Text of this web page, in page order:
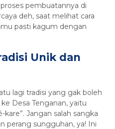
pembuatannya di
deh, saat melihat cara
pasti kagum dengan
Unik dan
lagi tradisi yang gak boleh
Desa Tenganan, yaitu
Jangan salah sangka
perang sungguhan, ya! Ini